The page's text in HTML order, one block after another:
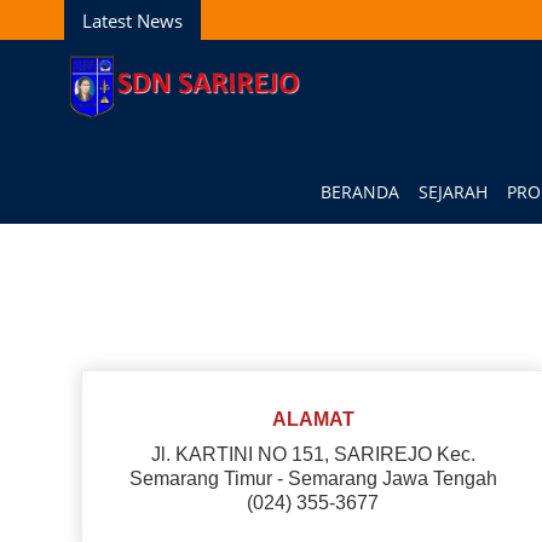
Latest News
BERANDA SEJARAH
ALAMAT
Jl. KARTINI NO 151, SARIREJO Kec.
Semarang Timur - Semarang Jawa Tengah
(024) 355-3677